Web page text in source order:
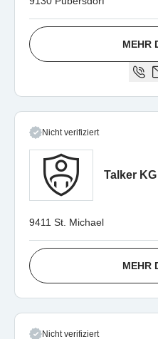
MEHR
Nicht verifiziert
Talker KG
9411 St. Michael
MEHR
Nicht verifiziert